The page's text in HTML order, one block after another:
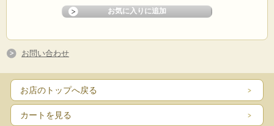
お問い合わせ
お店のトップへ戻る
カートを見る